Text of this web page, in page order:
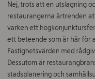
Nej, trots att en utslagning
restaurangerna ärtrenden
varken ett
ett beteende som är här för
Fastighetsvärden med
Dessutom är
stadsplanering och